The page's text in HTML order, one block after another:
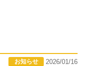
お知らせ 2026/01/16